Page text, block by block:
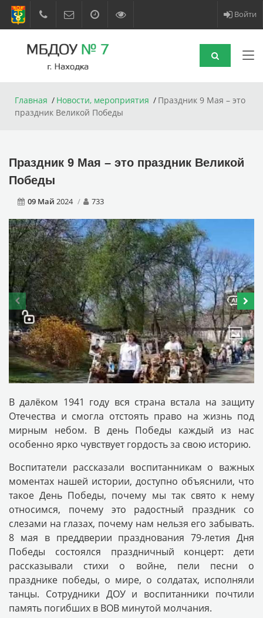
Войти
Главная Новости, мероприятия
Праздник 9 Мая – это
праздник Великой Победы
Праздник 9 Мая – это праздник Великой
Победы
09 Май 2024 733
В далёком 1941 году вся страна встала на защиту
Отечества и смогла отстоять право на жизнь под
мирным небом. В день Победы каждый из нас
особенно ярко чувствует гордость за свою историю.
Воспитатели рассказали воспитанникам о важных
моментах нашей истории, доступно объяснили, что
такое День Победы, почему мы так свято к нему
относимся, почему это радостный праздник со
слезами на глазах, почему нам нельзя его забывать.
8 мая в преддверии празднования 79-летия Дня
Победы состоялся праздничный концерт: дети
рассказывали стихи о войне, пели песни о
празднике победы, о мире, о солдатах, исполняли
танцы. Сотрудники ДОУ и воспитанники почтили
память погибших в ВОВ минутой молчания.